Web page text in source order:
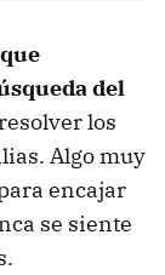
del
los
Algo muy
encajar
se siente